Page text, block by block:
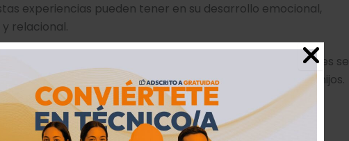
experiencias pueden tener en su desarrollo emocional,
relacional.
subrayó la importancia de que padres, madres y cuidadores se
agentes preventivos en la protección y bienestar de sus hijos.
con una alta participación de padres y madres, quienes
visiones y experiencias sobre la crianza respetuosa y las